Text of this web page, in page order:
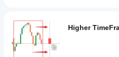
Higher